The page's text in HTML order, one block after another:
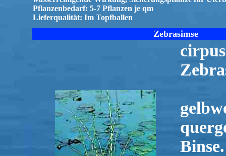
Pflanzenbedarf: 5-7 Pflanzen je qm
Lieferqualität: Im Topfballen
Zebrasimse
Binse.